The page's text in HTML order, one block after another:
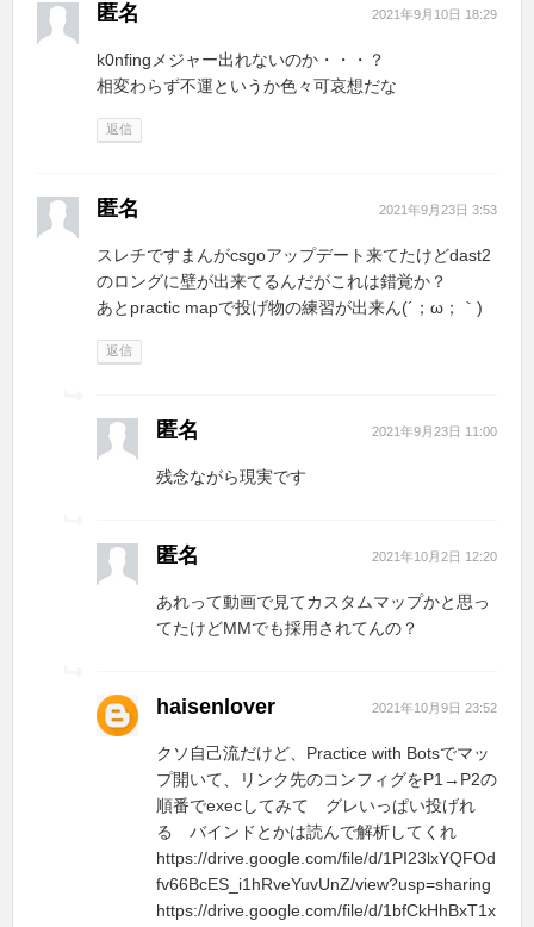
匿名 2021年9月10日 18:29
k0nfingメジャー出れないのか・・・？
相変わらず不運というか色々可哀想だな
返信
匿名 2021年9月23日 3:53
スレチですまんがcsgoアップデート来てたけどdast2
のロングに壁が出来てるんだがこれは錯覚か？
あとpractic mapで投げ物の練習が出来ん(´；ω；｀)
返信
匿名 2021年9月23日 11:00
残念ながら現実です
匿名 2021年10月2日 12:20
あれって動画で見てカスタムマップかと思っ
てたけどMMでも採用されてんの？
haisenlover 2021年10月9日 23:52
クソ自己流だけど、Practice with Botsでマッ
プ開いて、リンク先のコンフィグをP1→P2の
順番でexecしてみて グレいっぱい投げれ
る バインドとかは読んで解析してくれ
https://drive.google.com/file/d/1PI23lxYQFOd
fv66BcES_i1hRveYuvUnZ/view?usp=sharing
https://drive.google.com/file/d/1bfCkHhBxT1x